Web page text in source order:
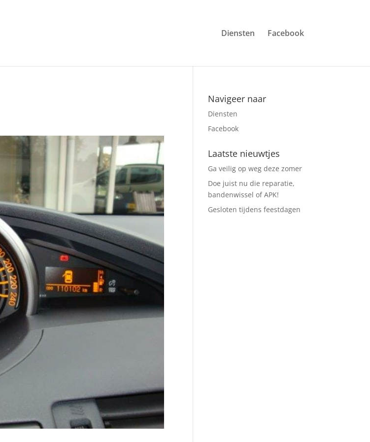
Diensten Facebook
Navigeer naar
Diensten
Facebook
Laatste nieuwtjes
Ga veilig op weg deze zomer
Doe juist nu die reparatie,
bandenwissel of APK!
Gesloten tijdens feestdagen